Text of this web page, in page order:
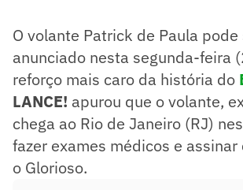
O volante Patrick de Paula pode
anunciado nesta segunda-feira
reforço mais caro da história do
LANCE! apurou que o volante,
chega ao Rio de Janeiro (RJ)
fazer exames médicos e
o Glorioso.